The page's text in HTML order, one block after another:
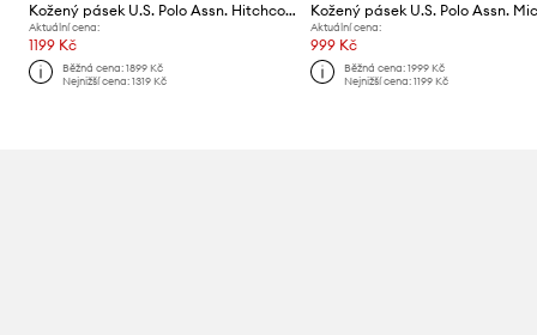
Kožený pásek U.S. Polo Assn. Hitchcock
Aktuální cena:
1199 Kč
Běžná cena:1899 Kč
Nejnižší cena:1319 Kč
Aktuální cena:
999 Kč
Běžná cena: 1999 Kč
Nejnižší cena: 1199 Kč